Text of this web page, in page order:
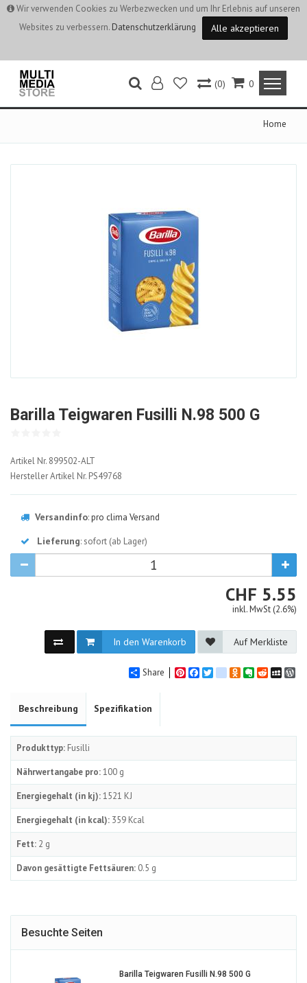
Wir verwenden Cookies zu Werbezwecken und um Ihr Erlebnis auf unseren
Websites zu verbessern. Datenschutzerklärung Alle akzeptieren
0
(0)
Home
Barilla Teigwaren Fusilli N.98 500 G
899502-
ALT
Artikel Nr. 899502-ALT
Hersteller Artikel Nr. PS49768
Versandinfo:pro clima Versand
Lieferung: sofort (ab Lager)
CHF CHF
5.55
inkl. MwSt (2.6%)
In den Warenkorb Auf Merkliste
Share PinterestFacebook
Twittergoogle_bookmarks
Odnoklassniki
Evernote
Reddit
Beschreibung Spezifikation
Produkttyp: Fusilli
Nährwertangabe pro:100 g
Energiegehalt (in kj):1521 KJ
Energiegehalt (in kcal): 359 Kcal
Fett: 2 g
Davon gesättigte Fettsäuren: 0.5 g
Besuchte Seiten
Barilla Teigwaren Fusilli N.98 500 G